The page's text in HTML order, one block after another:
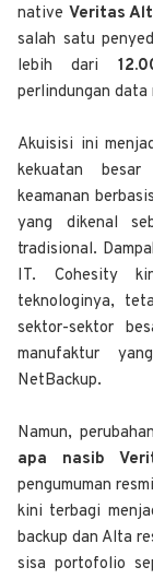
native Veritas
salah satu
lebih dari
perlindungan data
Akuisisi ini
kekuatan besar
keamanan
yang dikenal
tradisional.
IT. Cohesity
teknologinya,
sektor-sektor
manufaktur
NetBackup.
Namun,
apa nasib
pengumuman
kini terbagi
backup dan Alta
sisa portofolio